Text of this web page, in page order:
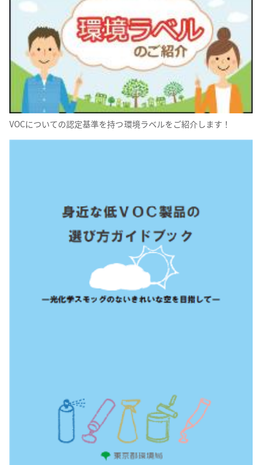
VOCについての認定基準を持つ環境ラベルをご紹介します！